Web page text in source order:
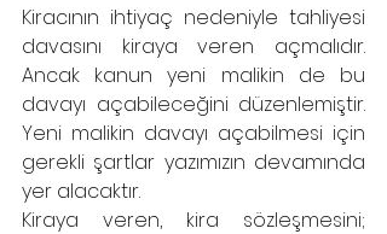
Kiracının ihtiyaç nedeniyle tahliyesi
davasını kiraya veren açmalıdır.
Ancak kanun yeni malikin de bu
davayı açabileceğini düzenlemiştir.
Yeni malikin davayı açabilmesi için
gerekli şartlar yazımızın devamında
yer alacaktır.
Kiraya veren, kira sözleşmesini;